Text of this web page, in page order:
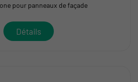
pour panneaux de façade
Détails